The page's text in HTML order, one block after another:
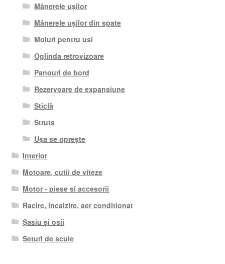
Mânerele ușilor
Mânerele ușilor din spate
Moluri pentru usi
Oglinda retrovizoare
Panouri de bord
Rezervoare de expansiune
Sticlă
Struts
Ușa se oprește
Interior
Motoare, cutii de viteze
Motor - piese si accesorii
Racire, incalzire, aer conditionat
Șasiu și osii
Seturi de scule